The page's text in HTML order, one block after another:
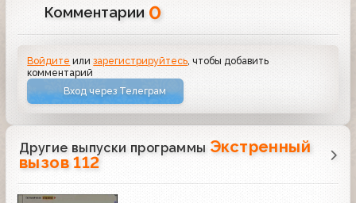
Комментарии 0
Войдите илизарегистрируйтесь , чтобы добавить
комментарий
Вход через Телеграм
Другие выпуски программы Экстренный
вызов 112